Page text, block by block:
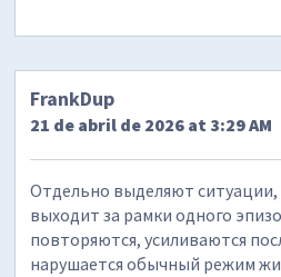
FrankDup
21 de abril de 2026 at 3:29 AM
Отдельно выделяют ситуации,
выходит за рамки одного
повторяются, усиливаются
нарушается обычный режим